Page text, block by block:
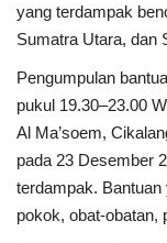
yang terdampak
Sumatra Utara, dan
Pengumpulan
pukul 19.30–23.00
Al Ma’soem,
pada 23 Desember
terdampak.
pokok, obat-obatan,